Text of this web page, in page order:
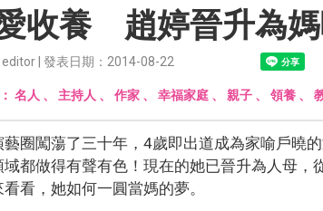
收養 趙婷晉升為
| 發表日期：2014-08-22
名人 、 主持人 、 作家、 幸福家庭、 親子、 領養、
藝圈闖蕩了三十年，4歲即出道成為家喻戶曉
域都做得有聲有色！現在的她已晉升為人母
看，她如何一圓當媽的夢。